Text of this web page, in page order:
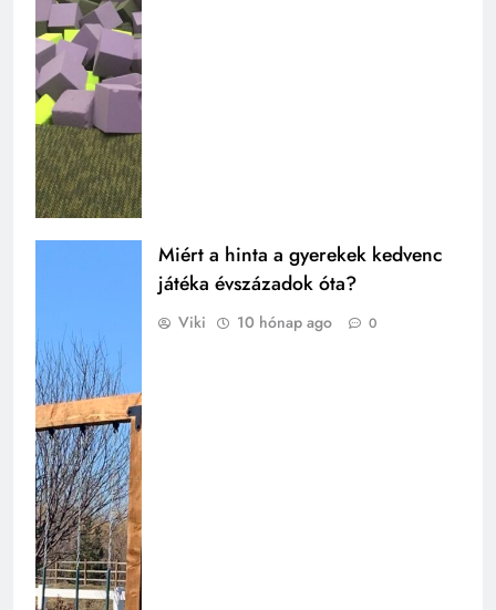
Miért a hinta a gyerekek kedvenc
játéka évszázadok óta?
Viki 10 hónap ago 0